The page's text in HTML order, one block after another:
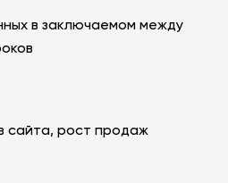
в заключаемом между
сайта, рост продаж